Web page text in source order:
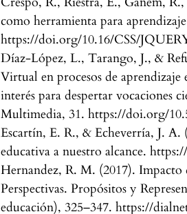
como herramienta para
https://doi.org/10.16/CSS/
Díaz-López, L., Tarango, J., &
Virtual en procesos de
interés para despertar vocaciones
Multimedia, 31. https://doi.org/
Escartín, E. R., & Echeverría, J.
educativa a nuestro alcance.
Hernandez, R. M. (2017).
Perspectivas. Propósitos y
educación), 325–347. https://